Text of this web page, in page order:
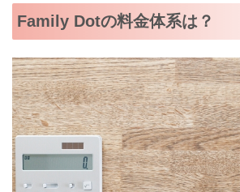
Family Dotの料金体系は？